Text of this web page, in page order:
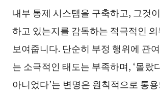
내부 통제 시스템을 구축하고, 그것
하고 있는지를 감독하는 적극적인
보여줍니다. 단순히 부정 행위에 관
는 소극적인 태도는 부족하며, ‘몰랐
아니었다’는 변명은 원칙적으로 통